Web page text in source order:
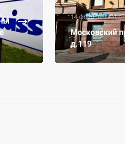
14 фото
Московский
д.119